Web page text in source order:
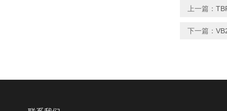
上一篇：
下一篇：